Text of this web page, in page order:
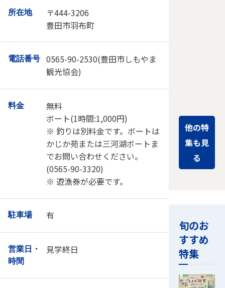
所在地
〒444-3206
豊田市羽布町
電話番号
0565-90-2530(豊田市しもやま
観光協会)
料金
無料
ボート(1時間:1,000円)
※ 釣りは別料金です。ボートは
かじか苑または三河湖ボートま
でお問い合わせください。
(0565-90-3320)
※ 遊漁券が必要です。
駐車場 有
営業日・
時間
見学終日
ルメや綺麗
クティビテ
他の特
集も見
る
旬のお
すすめ
特集